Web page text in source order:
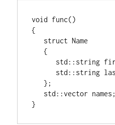
void func()
{
   {
   };
   std::vector
names;